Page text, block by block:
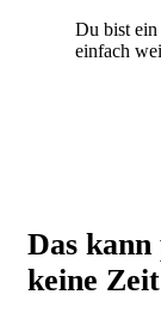
Du bist ein
einfach
Das
keine